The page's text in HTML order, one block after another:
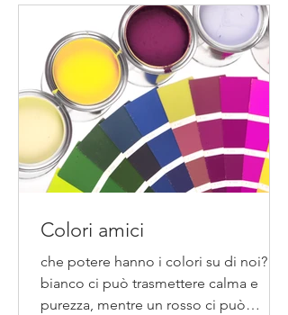
Colori amici
che potere hanno i colori su di noi? Un
bianco ci può trasmettere calma e
purezza, mentre un rosso ci può